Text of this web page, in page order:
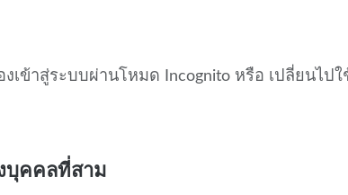
เข้าสู่ระบบผ่านโหมด Incognito หรือ เปลี่ยนไปใ
บุคคลที่สาม